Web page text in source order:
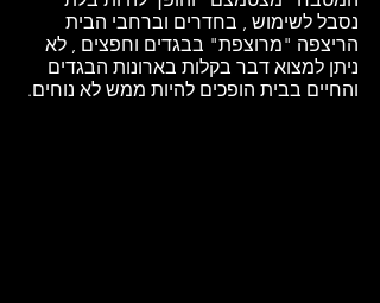
נסבל לשימוש , בחדרים וברחבי הבית
הריצפה "מרוצפת" בבגדים וחפצים , לא
ניתן למצוא דבר בקלות בארונות הבגדים
והחיים בבית הופכים להיות ממש לא נוחים.